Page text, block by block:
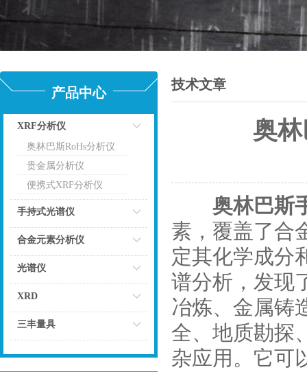
产品中心
XRF分析仪
点击
奥林巴斯RoHs分析仪
贵金属分析仪
便携式XRF分析仪
手持式光谱仪
合金元素分析仪
光谱仪
XRD
三丰量具
技术文章
奥
奥林巴斯
素，覆盖了合
定其化学成分
谱分析，发现
冶炼、金属铸
全、地质勘探
杂应用。它可